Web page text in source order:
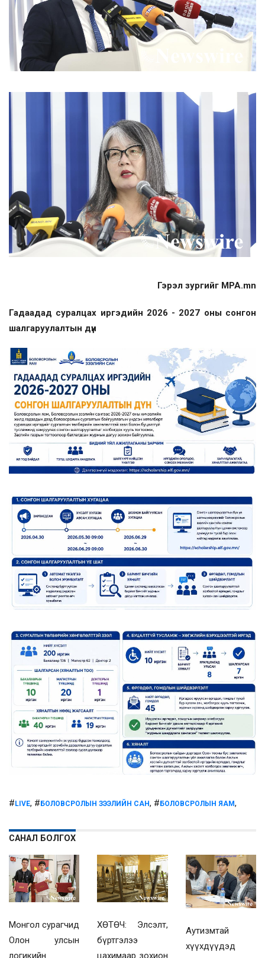
Гэрэл зургийг MPA.mn
Гадаадад суралцах иргэдийн 2026 - 2027 оны сонгон
шалгаруулалтын дүн
# LIVE, # БОЛОВСРОЛЫН ЗЭЭЛИЙН САН, # БОЛОВСРОЛЫН ЯАМ,
САНАЛ БОЛГОХ
Монгол сурагчид
Олон улсын
логикийн
ХӨТӨЧ: Элсэлт,
бүртгэлээ
цахимаар зохион
Аутизмтай
хүүхдүүдэд